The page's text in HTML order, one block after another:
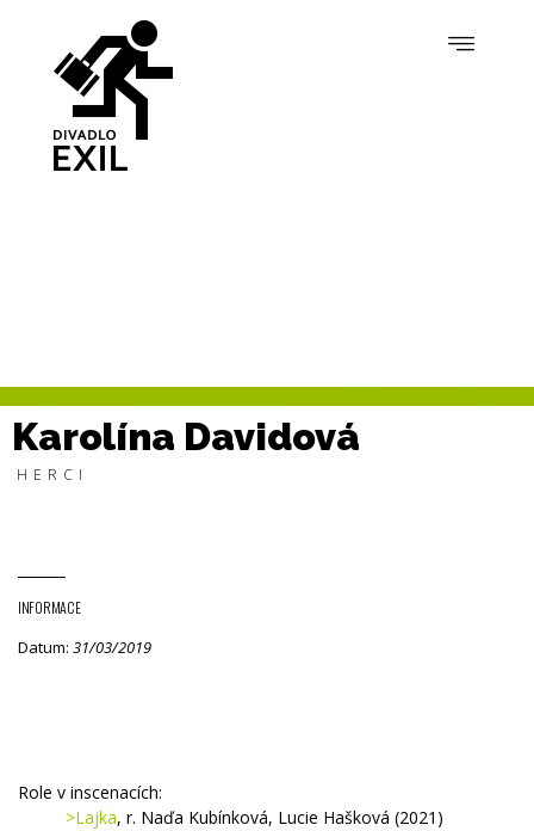
Karolína Davidová
HERCI
INFORMACE
Datum: 31/03/2019
Role v inscenacích:
>Lajka, r. Naďa Kubínková, Lucie Hašková (2021)